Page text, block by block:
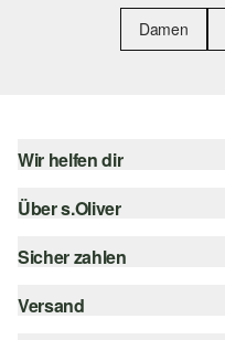
Damen
Wir helfen dir
Hilfe & FAQ
Größenberatung
Über s.Oliver
s.Oliver Magazin
Whatsapp
Sicher zahlen
Rechnung
Versand